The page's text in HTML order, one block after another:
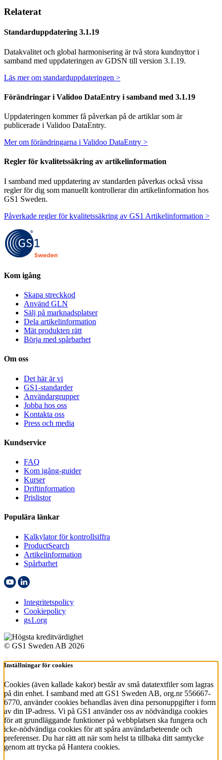
Relaterat
Standarduppdatering 3.1.19
Datakvalitet och global harmonisering är två stora kundnyttor i
samband med uppdateringen av GDSN till version 3.1.19.
Läs mer om standarduppdateringen >
Förändringar i Validoo DataEntry i samband med 3.1.19
Uppdateringen kommer få påverkan på de artiklar som är
publicerade i Validoo DataEntry.
Mer om förändringarna i Validoo DataEntry >
Regler för kvalitetssäkring av artikelinformation
I samband med uppdatering av standarden påverkas också vissa
regler för dig som manuellt kontrollerar din artikelinformation hos
GS1 Sweden.
Påverkade regler för kvalitetssäkring av GS1 Artikelinformation >
Kom igång
Skapa streckkod
Använd GLN
Sälj på marknadsplatser
Dela artikelinformation
Mät produkten rätt
Börja med spårbarhet
Om oss
Det här är vi
GS1-standarder
Användargrupper
Jobba hos oss
Kontakta oss
Press och media
Kundservice
FAQ
Kom igång-guider
Kurser
Driftinformation
Prislistor
Populära länkar
Kalkylator för kontrollsiffra
ProductSearch
Artikelinformation
Spårbarhet
Integritetspolicy
Cookiepolicy
gs1.org
© GS1 Sweden AB 2026
Inställningar för cookies
Cookies (även kallade kakor) består av små datatextfiler som lagras
på din enhet. I samband med att GS1 Sweden AB, org.nr 556667-
6770, använder cookies behandlas även dina personuppgifter i form
av din IP-adress. Vi på GS1 använder oss av nödvändiga cookies
för att grundläggande funktioner på webbplatsen ska fungera och
icke-nödvändiga cookies för att spåra användarbeteende och
preferenser. Du har rätt att när som helst ta tillbaka ditt samtycke
genom att trycka på Hantera cookies.